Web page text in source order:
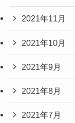
2021年11月
2021年10月
2021年9月
2021年8月
2021年7月